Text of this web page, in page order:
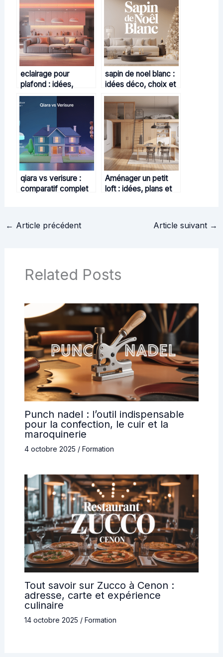
eclairage pour
plafond : idées,
conseils et erreurs à
éviter
sapin de noel blanc :
idées déco, choix et
tendances 2025
qiara vs verisure :
comparatif complet
Aménager un petit
loft : idées, plans et
← Article précédent Article suivant →
Related Posts
Punch nadel : l’outil indispensable
pour la confection, le cuir et la
maroquinerie
4 octobre 2025 / Formation
Tout savoir sur Zucco à Cenon :
adresse, carte et expérience
culinaire
14 octobre 2025 / Formation